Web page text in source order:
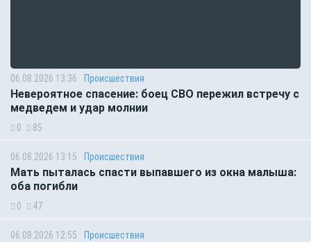
06.08.2026 13:36 Происшествия
Невероятное спасение: боец СВО пережил встречу с
медведем и удар молнии
0 85
06.08.2026 13:15 Происшествия
Мать пыталась спасти выпавшего из окна малыша:
оба погибли
0 47
06.08.2026 12:55 Происшествия